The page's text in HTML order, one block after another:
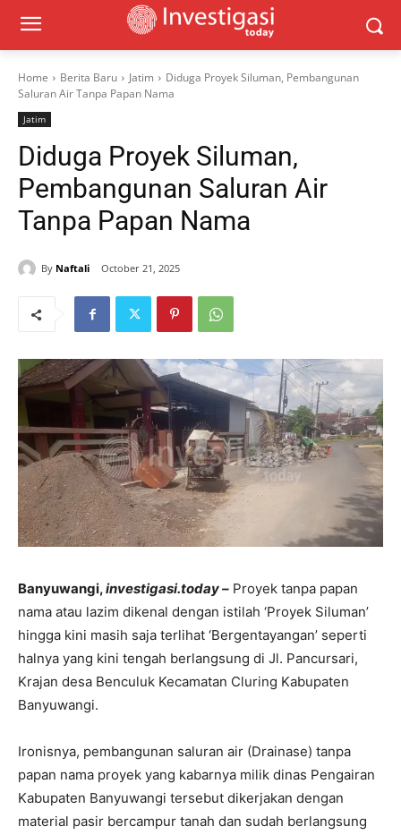
Home Berita Baru Jatim
Diduga Proyek Siluman, Pembangunan
Saluran Air Tanpa Papan Nama
Jatim
Diduga Proyek Siluman,
Pembangunan Saluran Air
Tanpa Papan Nama
By Naftali October 21, 2025
Banyuwangi,investigasi.today – Proyek tanpa papan
nama atau lazim dikenal dengan istilah ‘Proyek Siluman’
hingga kini masih saja terlihat ‘Bergentayangan’ seperti
halnya yang kini tengah berlangsung di Jl. Pancursari,
Krajan desa Benculuk Kecamatan Cluring Kabupaten
Banyuwangi.
Ironisnya, pembangunan saluran air (Drainase) tanpa
papan nama proyek yang kabarnya milik dinas Pengairan
Kabupaten Banyuwangi tersebut dikerjakan dengan
material pasir bercampur tanah dan sudah berlangsung